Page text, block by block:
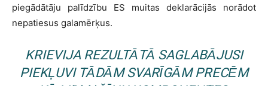
piegādātāju palīdzību ES muitas deklarācijās norādot
nepatiesus galamērķus.
KRIEVIJA REZULTĀTĀ SAGLABĀJUSI
PIEKĻUVI TĀDĀM SVARĪGĀM PRECĒM